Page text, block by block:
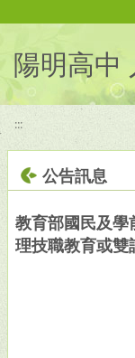
陽明高中
:::
公告訊息
教育部國民及學
理技職教育或雙